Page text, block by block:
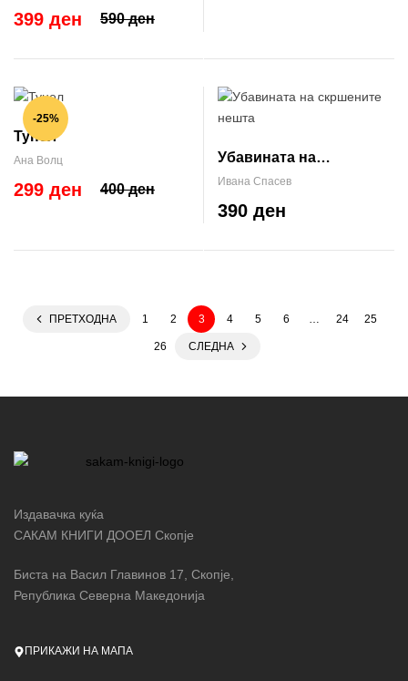
590 ден
399 ден
-25%
Тунел
Ана Волц
400 ден
299 ден
Убавината на
скршените нешта
Ивана Спасев
390 ден
ПРЕТХОДНА 1 2 3 4 5 6 … 24 25
26 СЛЕДНА
Издавачка куќа
САКАМ КНИГИ ДООЕЛ Скопје
Биста на Васил Главинов 17, Скопје,
Република Северна Македонија
ПРИКАЖИ НА МАПА